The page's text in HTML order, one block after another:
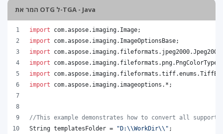
המר את OTG ל-TGA - Java
import com.aspose. imaging. Image;
import
com.aspose. imaging. ImageOptionsBase;
import
com.aspose. imaging. fileformats . jpeg2000.
import
com.aspose. imaging. fileformats . png. PngColorType
import
com.aspose. imaging. fileformats .tiff.enums .
import
com.aspose. imaging. imageoptions .*;
//This example demonstrates how to convert all
String templatesFolder = "D:\\WorkDir\\ " ;